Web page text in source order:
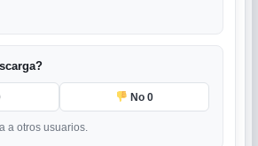
No 0
a otros usuarios.